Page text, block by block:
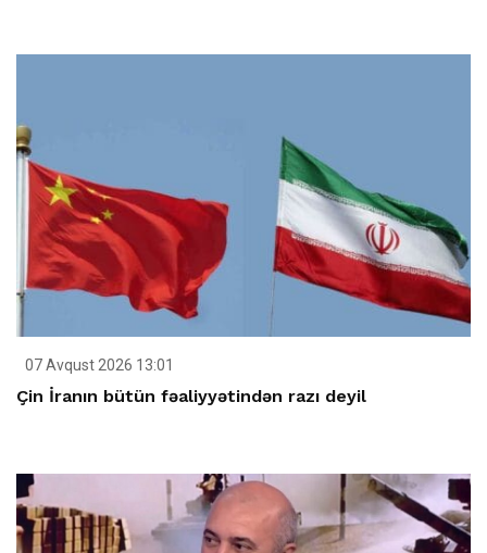
07 Avqust 2026 13:01
Çin İranın bütün fəaliyyətindən razı deyil